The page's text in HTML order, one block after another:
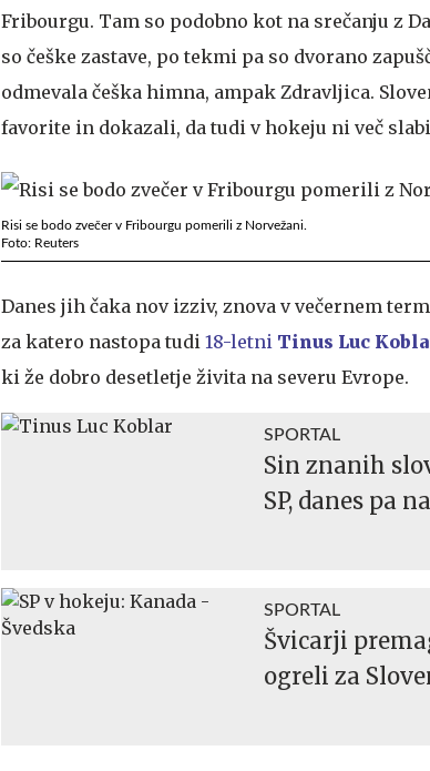
Fribourgu. Tam so podobno kot na srečanju z
so češke zastave, po tekmi pa so dvorano
odmevala češka himna, ampak Zdravljica.
favorite in dokazali, da tudi v hokeju ni več
Risi se bodo zvečer v Fribourgu pomerili z Norvežani.
Foto: Reuters
Danes jih čaka nov izziv, znova v večernem
za katero nastopa tudi 18-letni Tinus Luc
ki že dobro desetletje živita na severu Evrope.
SPORTAL
Sin znanih
SP, danes pa
SPORTAL
Švicarji
ogreli za